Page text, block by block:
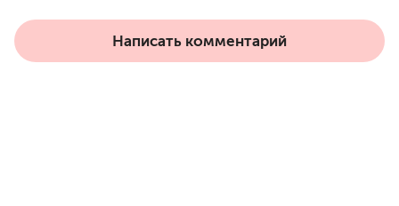
Написать комментарий